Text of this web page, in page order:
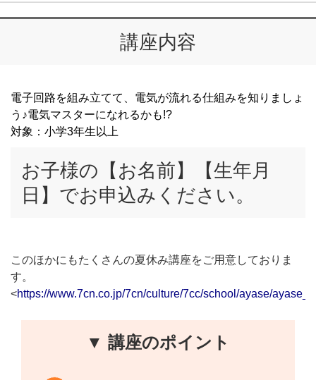
講座内容
電子回路を組み立てて、電気が流れる仕組みを知りましょ
う♪電気マスターになれるかも!?
対象：小学3年生以上
お子様の【お名前】【生年月
日】でお申込みください。
このほかにもたくさんの夏休み講座をご用意しておりま
す。
<https://www.7cn.co.jp/7cn/culture/7cc/school/ayase/
▼ 講座のポイント